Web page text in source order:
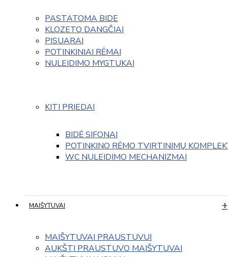
PASTATOMA BIDE
KLOZETO DANGČIAI
PISUARAI
POTINKINIAI RĖMAI
NULEIDIMO MYGTUKAI
KITI PRIEDAI
BIDĖ SIFONAI
POTINKINO RĖMO TVIRTINIMŲ
WC NULEIDIMO MECHANIZMAI
MAIŠYTUVAI
MAIŠYTUVAI PRAUSTUVUI
AUKŠTI PRAUSTUVO MAIŠYTUVAI